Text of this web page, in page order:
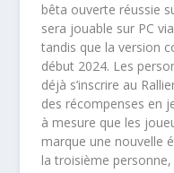
bêta ouverte réussie
sera jouable sur PC
tandis que la version
début 2024. Les
déjà s’inscrire au
des récompenses en
à mesure que les
marque une nouvelle
la troisième